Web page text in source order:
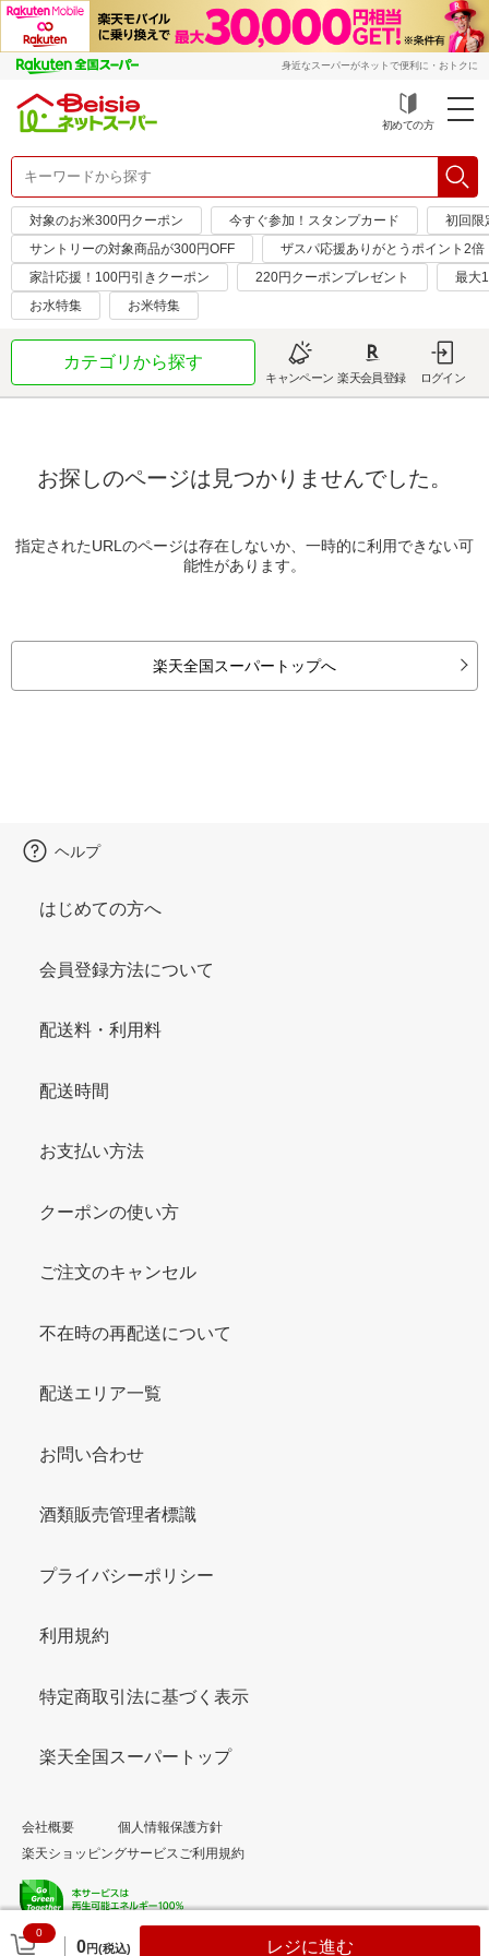
身近なスーパーがネットで便利に・おトクに
初めての方
対象のお米300円クーポン 今すぐ参加！スタンプカード
初回限
サントリーの対象商品が300円OFF
ザスパ応援ありがとうポイント2倍
家計応援！100円引きクーポン
220円クーポンプレゼント
最大
お水特集
お米特集
カテゴリから探す
キャンペーン 楽天会員登録 ログイン
お探しのページは見つかりませんでした。
指定されたURLのページは存在しないか、一時的に利用できない可
能性があります。
楽天全国スーパートップへ
0
0円(税込) レジに進む
ヘルプ
はじめての方へ
会員登録方法について
配送料・利用料
配送時間
お支払い方法
クーポンの使い方
ご注文のキャンセル
不在時の再配送について
配送エリア一覧
お問い合わせ
酒類販売管理者標識
プライバシーポリシー
利用規約
特定商取引法に基づく表示
楽天全国スーパートップ
会社概要
個人情報保護方針
楽天ショッピングサービスご利用規約
© Rakuten Group, Inc.